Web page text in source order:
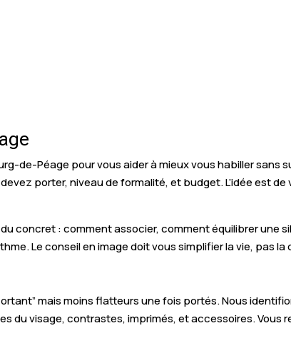
de-Péage pour vous aider à mieux vous habiller sans
porter, niveau de formalité, et budget. L’idée est
concret : comment associer, comment équilibrer une
Le conseil en image doit vous simplifier la vie, pas la
mais moins flatteurs une fois portés. Nous
du visage, contrastes, imprimés, et accessoires.